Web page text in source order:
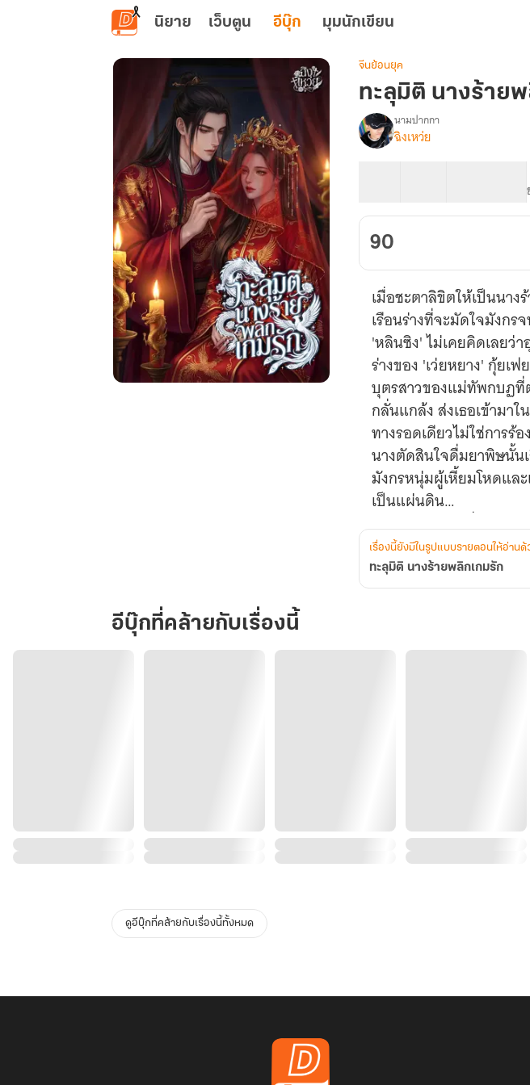
ข้ามไปยังเนื้อหาหลัก
นิยาย เว็บตูน อีบุ๊ก มุมนักเขียน
จีนย้อนยุค
ทะลุมิติ นางร้าย
เรื่อง
ทะลุ
พลิก
เกม
รัก
นามปากกา
ฉิงเหว่ย
90
เมื่อชะตาลิขิตให้เป็นนา
เรือนร่างที่จะมัดใจมังก
'หลินซิง' ไม่เคยคิดเลยว่
ร่างของ 'เว่ยหยาง' กุ้ยเ
บุตรสาวของแม่ทัพกบฏที่
กลั่นแกล้ง ส่งเธอเข้ามา
ทางรอดเดียวไม่ใช่การ
นางตัดสินใจดื่มยาพิษนั้น
มังกรหนุ่มผู้เหี้ยมโหดแล
เป็นแผ่นดิน
ลืมภาพนางร้ายที่กรีดร้อง
สู้กับหลี่เหลียนฮวา นางเ
นางเอกแสนดี นางคือปีศา
เรื่องนี้ยังมีในรูปแบบรายตอนให้อ่านด้
ทะลุมิติ นางร้ายพลิกเกมรัก
อีบุ๊กที่คล้ายกับเรื่องนี้
ดูอีบุ๊กที่คล้ายกับเรื่องนี้ทั้งหมด